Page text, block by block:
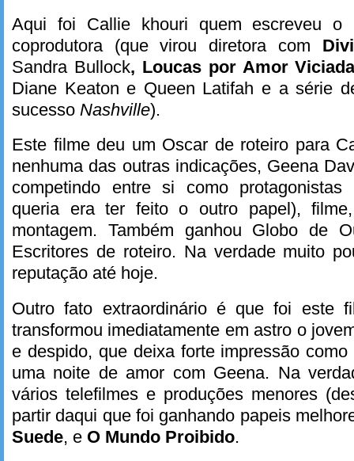
Aqui foi Callie khouri quem escreveu o
coprodutora (que virou diretora com
Sandra Bullock, Loucas por Amor
Diane Keaton e Queen Latifah e a série
sucesso Nashville).
Este filme deu um Oscar de roteiro para
nenhuma das outras indicações, Geena
competindo entre si como
queria era ter feito o outro papel),
montagem. Também ganhou Globo de
Escritores de roteiro. Na verdade muito
reputação até hoje.
Outro fato extraordinário é que foi este
transformou imediatamente em astro o
e despido, que deixa forte impressão
uma noite de amor com Geena. Na
vários telefilmes e produções menores
partir daqui que foi ganhando papeis
Suede, e O Mundo Proibido.